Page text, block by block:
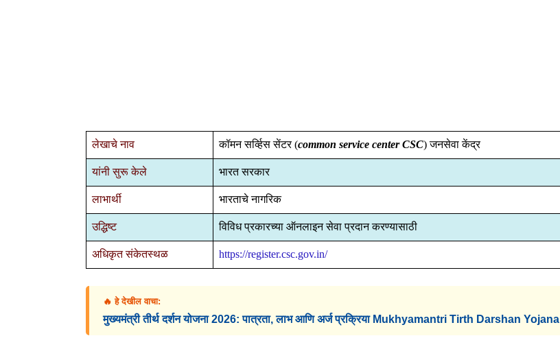
लेखाचे नाव कॉमन सर्व्हिस सेंटर (common service center CSC) जनसेवा केंद्र
यांनी सुरू केले भारत सरकार
लाभार्थी भारताचे नागरिक
उद्धिष्ट विविध प्रकारच्या ऑनलाइन सेवा प्रदान करण्यासाठी
अधिकृत संकेतस्थळ https://register.csc.gov.in/
🔥 हे देखील वाचा:
मुख्यमंत्री तीर्थ दर्शन योजना 2026: पात्रता, लाभ आणि अर्ज प्रक्रिया Mukhyamantri Tirth Darshan Yojana